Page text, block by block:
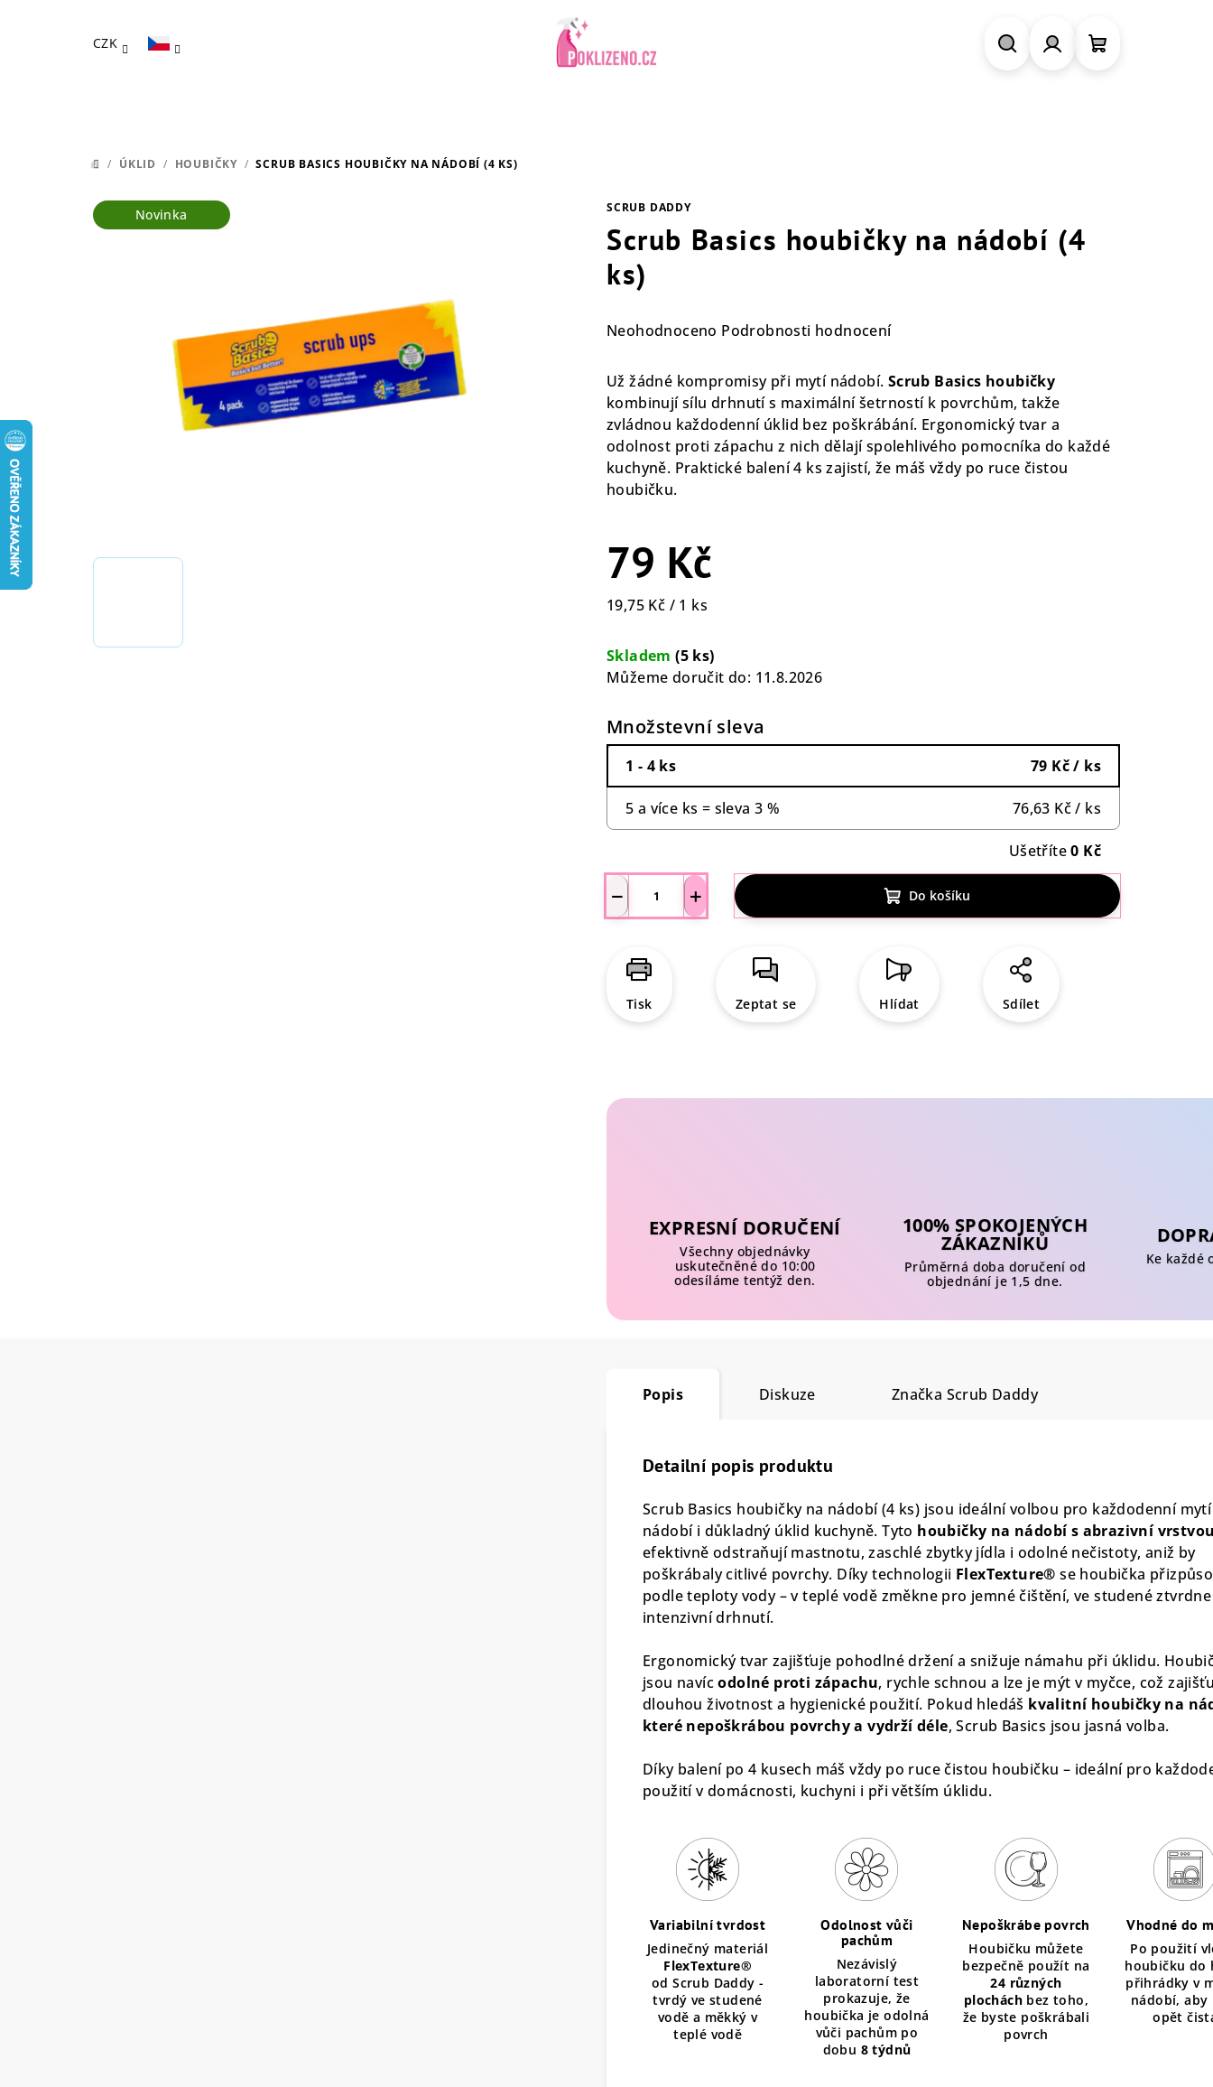
CZK
DOMŮ
/ ÚKLID / HOUBIČKY / SCRUB BASICS HOUBIČKY NA NÁDOBÍ (4 KS)
SCRUB DADDY
Scrub Basics houbičky na nádobí (4
ks)
Průměrné
produktu
je
0,0
z
5
hvězdiček.
Neohodnoceno Podrobnosti hodnocení
Už žádné kompromisy při mytí nádobí. Scrub Basics houbičky
kombinují sílu drhnutí s maximální šetrností k povrchům, takže
zvládnou každodenní úklid bez poškrábání. Ergonomický tvar a
odolnost proti zápachu z nich dělají spolehlivého pomocníka do každé
kuchyně. Praktické balení 4 ks zajistí, že máš vždy po ruce čistou
houbičku.
79 Kč
Měrná
19,75 Kč / 1 ks
Skladem(5 ks)
Můžeme doručit do: 11.8.2026
Množstevní sleva
1 - 4 ks 79 Kč/ ks
5 a více ks = sleva 3 % 76,63 Kč/ ks
Ušetříte0 Kč
+
− Do košíku
Tisk Zeptat se Hlídat Sdílet
Novinka
EXPRESNÍ DORUČENÍ
Všechny objednávky
uskutečněné do 10:00
odesíláme tentýž den.
100% SPOKOJENÝCH
ZÁKAZNÍKŮ
Průměrná doba doručení od
objednání je 1,5 dne.
Ke každé
Popis Diskuze Značka Scrub Daddy
Detailní popis produktu
Scrub Basics houbičky na nádobí (4 ks) jsou ideální volbou pro každodenní mytí
nádobí i důkladný úklid kuchyně. Tyto houbičky na nádobí s abrazivní
efektivně odstraňují mastnotu, zaschlé zbytky jídla i odolné nečistoty, aniž by
poškrábaly citlivé povrchy. Díky technologii FlexTexture® se houbička
podle teploty vody – v teplé vodě změkne pro jemné čištění, ve studené
intenzivní drhnutí.
Ergonomický tvar zajišťuje pohodlné držení a snižuje námahu při úklidu.
jsou navícodolné proti zápachu, rychle schnou a lze je mýt v myčce, což
dlouhou životnost a hygienické použití. Pokud hledáš kvalitní houbičky na
které nepoškrábou povrchy a vydrží déle, Scrub Basics jsou jasná volba.
Díky balení po 4 kusech máš vždy po ruce čistou houbičku – ideální pro
použití v domácnosti, kuchyni i při větším úklidu.
Variabilní tvrdost
Jedinečný materiál
FlexTexture®
od Scrub Daddy -
tvrdý ve studené
vodě a měkký v
teplé vodě
Odolnost vůči
pachům
Nezávislý
laboratorní test
prokazuje, že
houbička je odolná
vůči pachům po
dobu 8 týdnů
Nepoškrábe povrch
Houbičku můžete
bezpečně použít na
24 různých
plocháchbez toho,
že byste poškrábali
povrch
Vhodné do
Po použití
houbičku do
přihrádky v
nádobí, aby
opět